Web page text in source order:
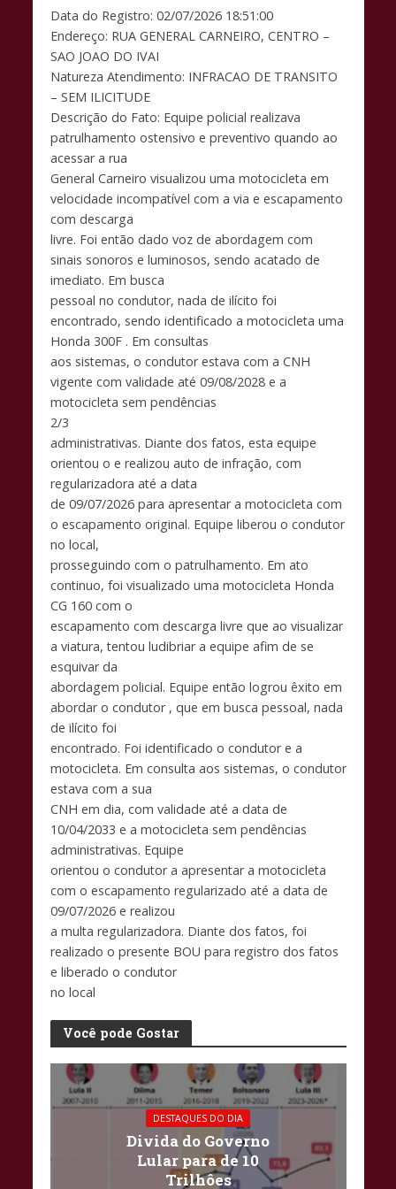
o
o
k
A
p
p
Li
n
k
Data do Registro: 02/07/2026 18:51:00
Endereço: RUA GENERAL CARNEIRO, CENTRO –
SAO JOAO DO IVAI
Natureza Atendimento: INFRACAO DE TRANSITO
– SEM ILICITUDE
Descrição do Fato: Equipe policial realizava
patrulhamento ostensivo e preventivo quando ao
acessar a rua
General Carneiro visualizou uma motocicleta em
velocidade incompatível com a via e escapamento
com descarga
livre. Foi então dado voz de abordagem com
sinais sonoros e luminosos, sendo acatado de
imediato. Em busca
pessoal no condutor, nada de ilícito foi
encontrado, sendo identificado a motocicleta uma
Honda 300F . Em consultas
aos sistemas, o condutor estava com a CNH
vigente com validade até 09/08/2028 e a
motocicleta sem pendências
2/3
administrativas. Diante dos fatos, esta equipe
orientou o e realizou auto de infração, com
regularizadora até a data
de 09/07/2026 para apresentar a motocicleta com
o escapamento original. Equipe liberou o condutor
no local,
prosseguindo com o patrulhamento. Em ato
continuo, foi visualizado uma motocicleta Honda
CG 160 com o
escapamento com descarga livre que ao visualizar
a viatura, tentou ludibriar a equipe afim de se
esquivar da
abordagem policial. Equipe então logrou êxito em
abordar o condutor , que em busca pessoal, nada
de ilícito foi
encontrado. Foi identificado o condutor e a
motocicleta. Em consulta aos sistemas, o condutor
estava com a sua
CNH em dia, com validade até a data de
10/04/2033 e a motocicleta sem pendências
administrativas. Equipe
orientou o condutor a apresentar a motocicleta
com o escapamento regularizado até a data de
09/07/2026 e realizou
a multa regularizadora. Diante dos fatos, foi
realizado o presente BOU para registro dos fatos
e liberado o condutor
no local
Você pode Gostar
DESTAQUES DO DIA
Divida do Governo
Lular para de 10
Trilhôes